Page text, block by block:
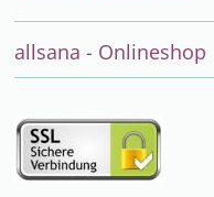
allsana - Onlineshop